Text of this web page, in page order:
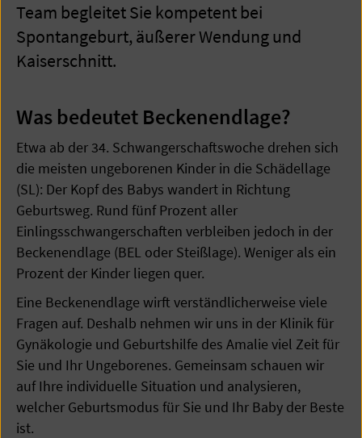
Team begleitet Sie kompetent bei
Spontangeburt, äußerer Wendung und
Kaiserschnitt.
Was bedeutet Beckenendlage?
Etwa ab der 34. Schwangerschaftswoche drehen sich
die meisten ungeborenen Kinder in die Schädellage
(SL): Der Kopf des Babys wandert in Richtung
Geburtsweg. Rund fünf Prozent aller
Einlingsschwangerschaften verbleiben jedoch in der
Beckenendlage (BEL oder Steißlage). Weniger als ein
Prozent der Kinder liegen quer.
Eine Beckenendlage wirft verständlicherweise viele
Fragen auf. Deshalb nehmen wir uns in der Klinik für
Gynäkologie und Geburtshilfe des Amalie viel Zeit für
Sie und Ihr Ungeborenes. Gemeinsam schauen wir
auf Ihre individuelle Situation und analysieren,
welcher Geburtsmodus für Sie und Ihr Baby der Beste
ist.